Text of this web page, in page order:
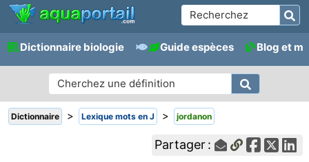
Dictionnaire biologie Guide espèces Blog et
Dictionnaire > Lexique mots en J > jordanon
Partager :